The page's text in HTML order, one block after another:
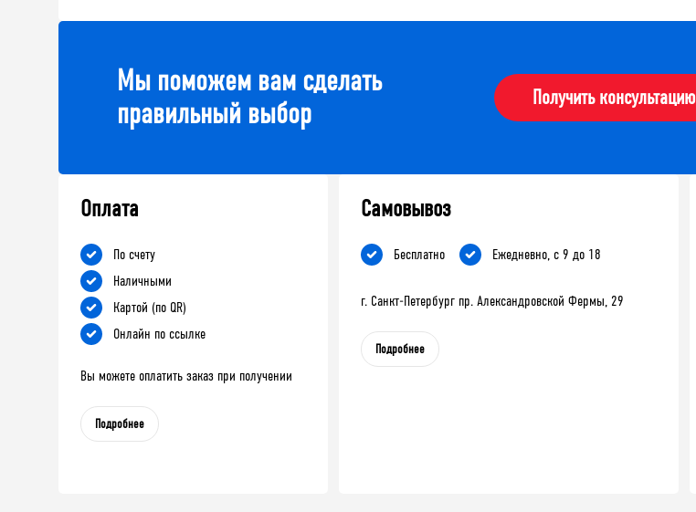
Мы поможем вам сделать
правильный выбор
Получить консультацию
Оплата
По счету
Наличными
Картой (по QR)
Онлайн по ссылке
Вы можете оплатить заказ при получении
Подробнее
Самовывоз
Бесплатно Ежедневно, с 9 до 18
г. Санкт-Петербург пр. Александровской Фермы, 29
Подробнее